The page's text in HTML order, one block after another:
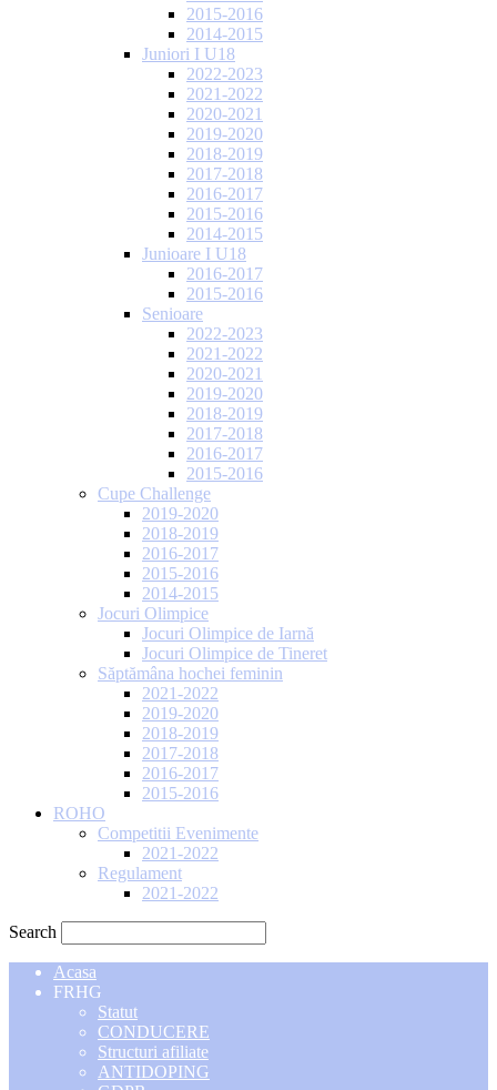
2015-2016
2014-2015
Juniori I U18
2022-2023
2021-2022
2020-2021
2019-2020
2018-2019
2017-2018
2016-2017
2015-2016
2014-2015
Junioare I U18
2016-2017
2015-2016
Senioare
2022-2023
2021-2022
2020-2021
2019-2020
2018-2019
2017-2018
2016-2017
2015-2016
Cupe Challenge
2019-2020
2018-2019
2016-2017
2015-2016
2014-2015
Jocuri Olimpice
Jocuri Olimpice de Iarnă
Jocuri Olimpice de Tineret
Săptămâna hochei feminin
2021-2022
2019-2020
2018-2019
2017-2018
2016-2017
2015-2016
ROHO
Competitii Evenimente
2021-2022
Regulament
2021-2022
Search
Acasa
FRHG
Statut
CONDUCERE
Structuri afiliate
ANTIDOPING